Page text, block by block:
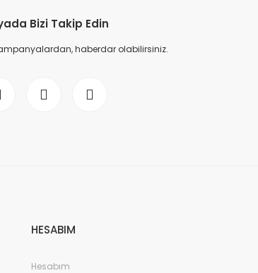
Bizi Takip Edin
haberdar olabilirsiniz.
HESABIM
Hesabım